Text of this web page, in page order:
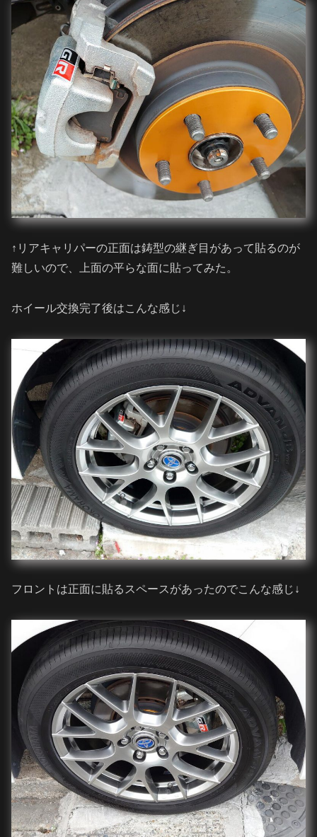
↑リアキャリパーの正面は鋳型の継ぎ目があって貼るのが
難しいので、上面の平らな面に貼ってみた。
ホイール交換完了後はこんな感じ↓
フロントは正面に貼るスペースがあったのでこんな感じ↓